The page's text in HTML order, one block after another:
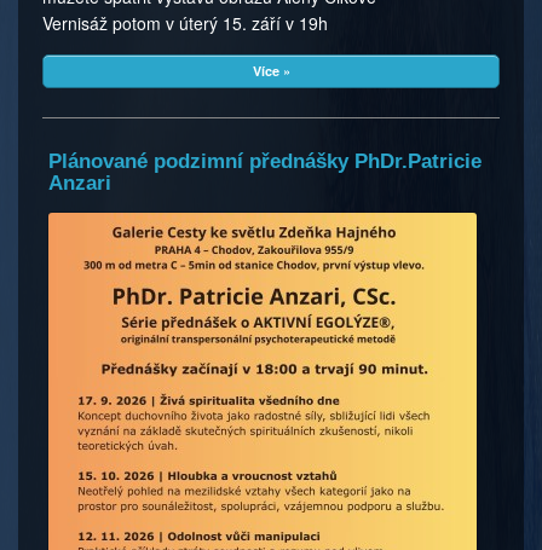
Vernisáž potom v úterý 15. září v 19h
Více »
Plánované podzimní přednášky PhDr.Patricie
Anzari